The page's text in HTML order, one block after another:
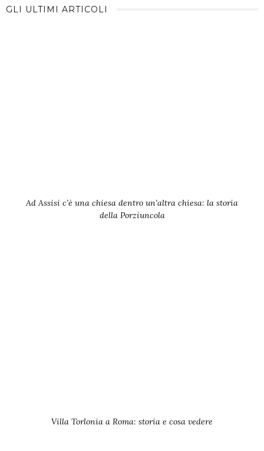
GLI ULTIMI ARTICOLI
Ad Assisi c’è una chiesa dentro un’altra chiesa: la storia
della Porziuncola
Villa Torlonia a Roma: storia e cosa vedere